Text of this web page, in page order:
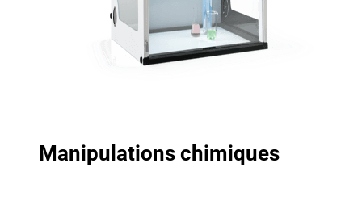
Manipulations chimiques